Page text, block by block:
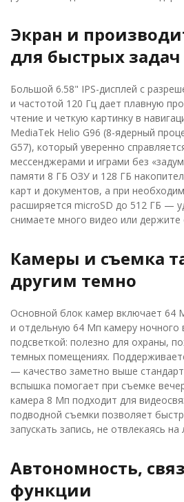
Экран и
для быстрых задач
Большой 6.58" IPS-дисплей с
и частотой 120 Гц дает плавную
чтение и четкую картинку в
MediaTek Helio G96 (8-ядерный
G57), который уверенно
мессенджерами и играми без
памяти 8 ГБ ОЗУ и 128 ГБ
карт и документов, а при
расширяется microSD до 512 ГБ —
снимаете много видео или
Камеры и съемка
другим темно
Основной блок камер включает 64
и отдельную 64 Мп камеру ночного
подсветкой: полезно для охраны,
темных помещениях.
— качество заметно выше
вспышка помогает при съемке
камера 8 Мп подходит для
подводной съемки позволяет
запускать запись, не отвлекаясь
Автономность,
функции